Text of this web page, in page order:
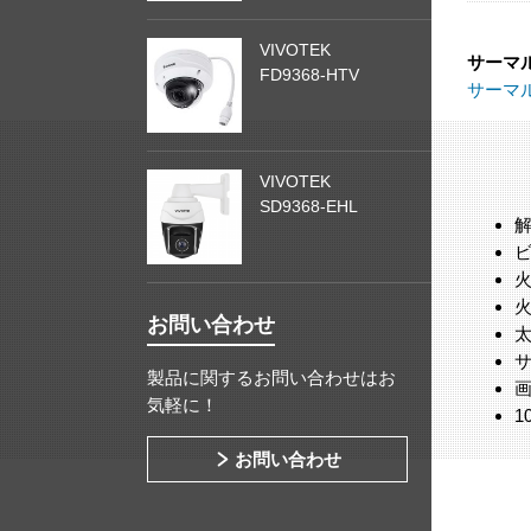
サーマ
サーマ
VIVOTEK
FD9368-HTV
VIVOTEK
SD9368-EHL
お問い合わせ
製品に関するお問い合わせはお
気軽に！
お問い合わせ